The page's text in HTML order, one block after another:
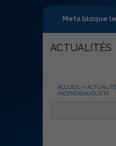
Meta bloque
ACTUALITÉS
ACCUEIL »
INCENDIEAUGUSTA